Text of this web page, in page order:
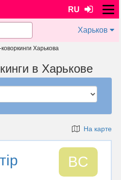
RU
Харьков
Харькова
в Харькове
На карте
BС